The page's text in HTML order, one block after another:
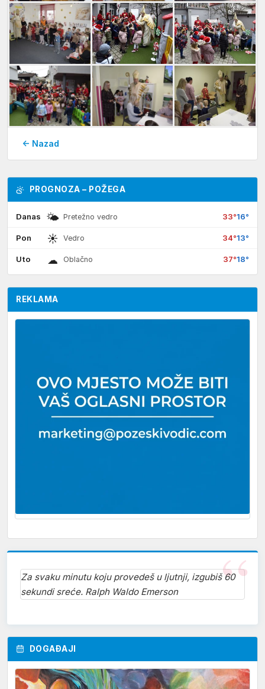
← Nazad
PROGNOZA – POŽEGA
Danas 🌤 Pretežno vedro 33°16°
Pon ☀ Vedro 34°13°
Uto ☁ Oblačno 37°18°
REKLAMA
Za svaku minutu koju provedeš u ljutnji, izgubiš 60
sekundi sreće. Ralph Waldo Emerson
DOGAĐAJI